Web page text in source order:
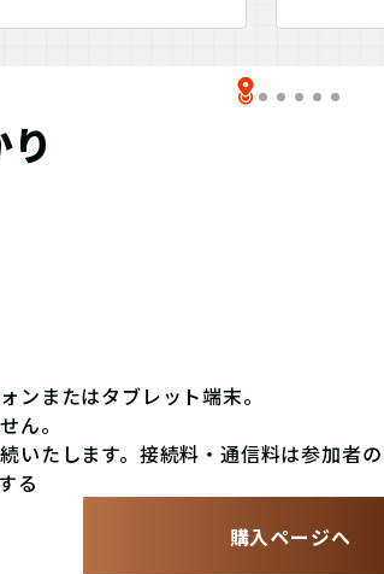
またはタブレット端末。
ん。
たします。接続料・通信料は参加者の
る
購入ページへ